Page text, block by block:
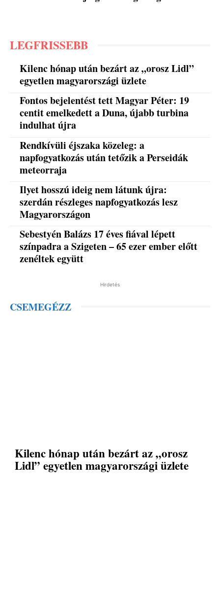
LEGFRISSEBB
Kilenc hónap után bezárt az „orosz Lidl”
egyetlen magyarországi üzlete
Fontos bejelentést tett Magyar Péter: 19
centit emelkedett a Duna, újabb turbina
indulhat újra
Rendkívüli éjszaka közeleg: a
napfogyatkozás után tetőzik a Perseidák
meteorraja
Ilyet hosszú ideig nem látunk újra:
szerdán részleges napfogyatkozás lesz
Magyarországon
Sebestyén Balázs 17 éves fiával lépett
színpadra a Szigeten – 65 ezer ember előtt
zenéltek együtt
Hirdetés
CSEMEGÉZZ
Kilenc hónap után bezárt az „orosz
Lidl” egyetlen magyarországi üzlete